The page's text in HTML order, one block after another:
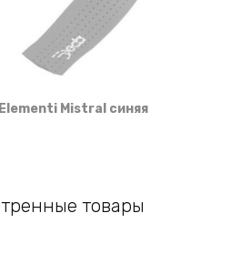
Mistral синяя
товары